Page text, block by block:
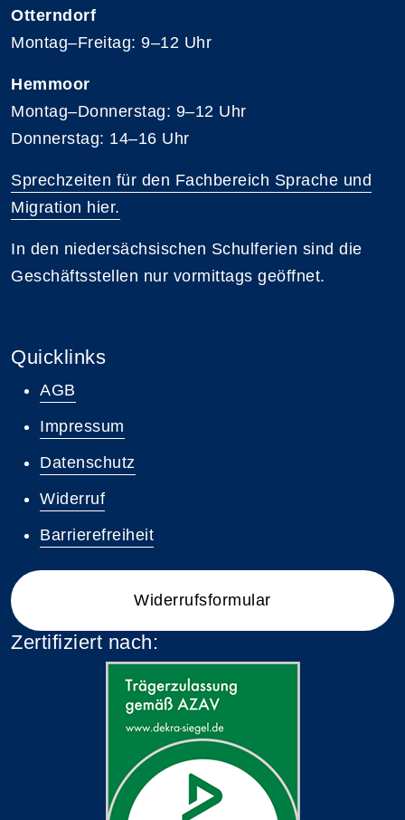
Otterndorf
Montag–Freitag: 9–12 Uhr
Hemmoor
Montag–Donnerstag: 9–12 Uhr
Donnerstag: 14–16 Uhr
Sprechzeiten für den Fachbereich Sprache und
Migration hier.
In den niedersächsischen Schulferien sind die
Geschäftsstellen nur vormittags geöffnet.
Quicklinks
AGB
Impressum
Datenschutz
Widerruf
Barrierefreiheit
Widerrufsformular
Zertifiziert nach: